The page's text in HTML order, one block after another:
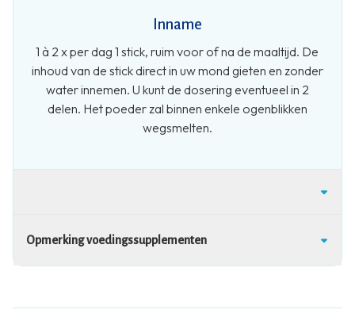
Inname
1 à 2 x per dag 1 stick, ruim voor of na de maaltijd. De
inhoud van de stick direct in uw mond gieten en zonder
water innemen. U kunt de dosering eventueel in 2
delen. Het poeder zal binnen enkele ogenblikken
wegsmelten.
Opmerking voedingssupplementen